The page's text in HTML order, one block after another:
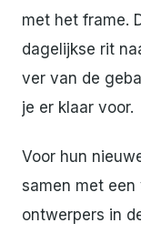
met het frame.
dagelijkse rit
ver van de
je er klaar voor.
Voor hun
samen met
ontwerpers in